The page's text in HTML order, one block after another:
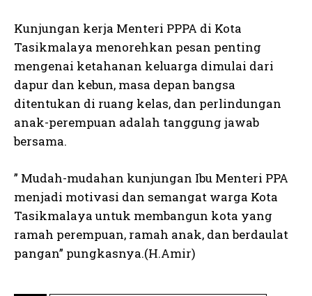
Kunjungan kerja Menteri PPPA di Kota
Tasikmalaya menorehkan pesan penting
mengenai ketahanan keluarga dimulai dari
dapur dan kebun, masa depan bangsa
ditentukan di ruang kelas, dan perlindungan
anak-perempuan adalah tanggung jawab
bersama.
” Mudah-mudahan kunjungan Ibu Menteri PPA
menjadi motivasi dan semangat warga Kota
Tasikmalaya untuk membangun kota yang
ramah perempuan, ramah anak, dan berdaulat
pangan” pungkasnya.(H.Amir)